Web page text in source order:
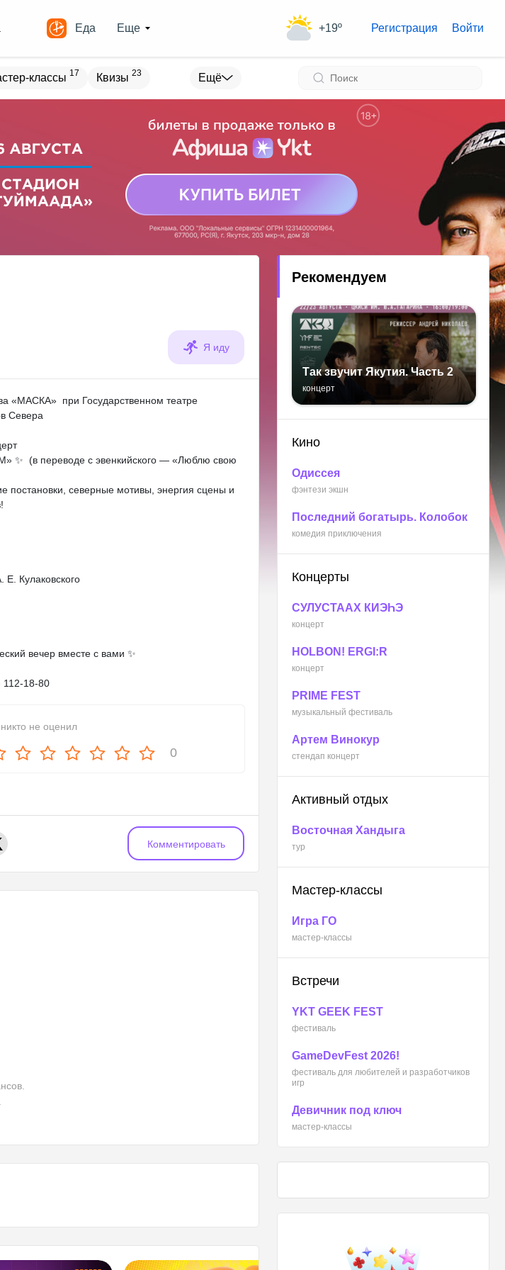
Еда
Места
Еще +19º Регистрация Войти
классы 17 Квизы 23
Выставки Театры
Ещё
Я иду
«МАСКА» при Государственном театре
Севера
(в переводе с эвенкийского — «Люблю свою
постановки, северные мотивы, энергия сцены и
Кулаковского
вечер вместе с вами ✨
112-18-80
не оценил
0
Комментировать
Рекомендуем
концерт
Так звучит Якутия. Часть 2
Кино
Одиссея
фэнтези экшн
Последний богатырь. Колобок
комедия приключения
Концерты
СУЛУСТААХ КИЭҺЭ
концерт
HOLBON! ERGI:R
концерт
PRIME FEST
музыкальный фестиваль
Артем Винокур
стендап концерт
Активный отдых
Восточная Хандыга
тур
Мастер-классы
Игра ГО
мастер-классы
Встречи
YKT GEEK FEST
фестиваль
GameDevFest 2026!
фестиваль для любителей и разработчиков
игр
Девичник под ключ
мастер-классы